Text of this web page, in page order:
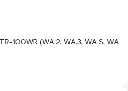
100WR (WA.2, WA.3, WA S, WA